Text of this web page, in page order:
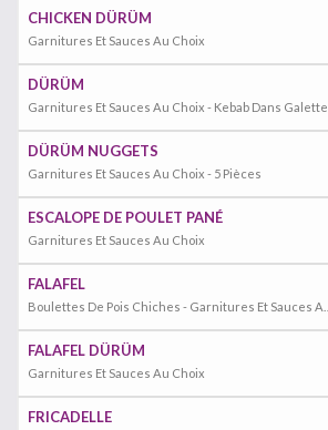
CHICKEN DÜRÜM
Garnitures Et Sauces Au Choix
DÜRÜM
Garnitures Et Sauces Au Choix - Kebab Dans Galette
DÜRÜM NUGGETS
Garnitures Et Sauces Au Choix - 5 Pièces
ESCALOPE DE POULET PANÉ
Garnitures Et Sauces Au Choix
FALAFEL
FALAFEL DÜRÜM
Garnitures Et Sauces Au Choix
FRICADELLE